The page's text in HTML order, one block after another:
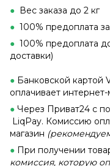
● Вес заказа до 2 кг
● 100% предоплата
● 100% предоплата
доставки)
● Банковской картой
оплачивает интернет-
● Через Приват24 с
LiqPay. Комиссию
магазин
● При получении
комиссия, которую